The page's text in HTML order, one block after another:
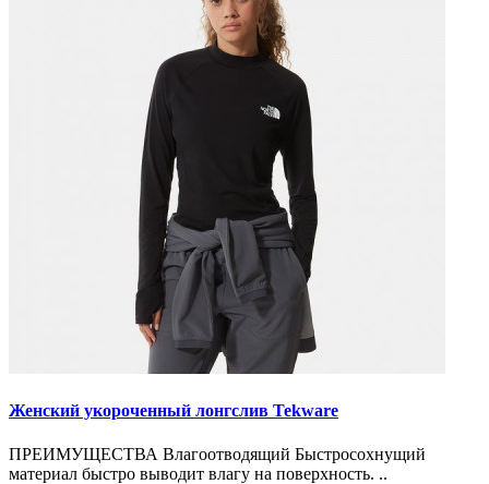
Женский укороченный лонгслив Tekware
ПРЕИМУЩЕСТВА Влагоотводящий Быстросохнущий
материал быстро выводит влагу на поверхность. ..